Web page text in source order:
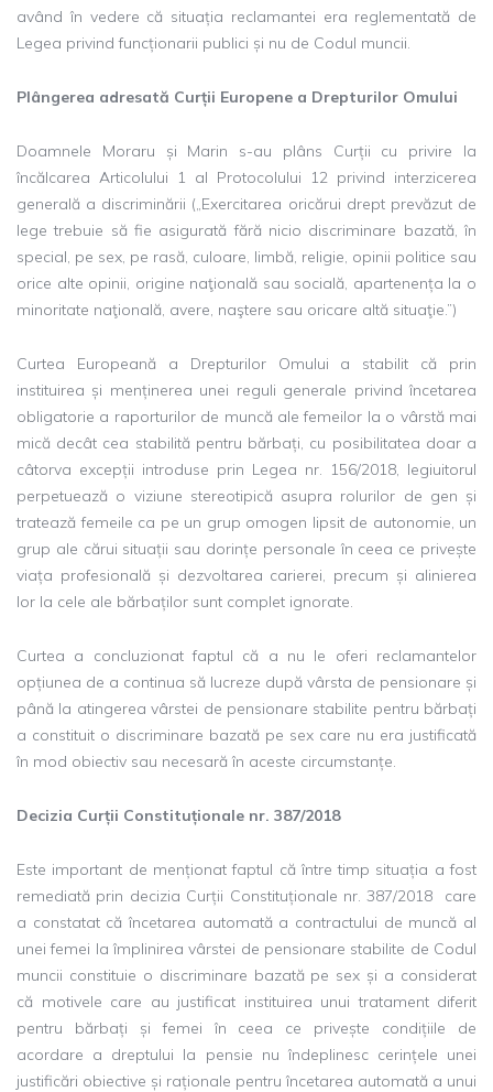
având în vedere că situația reclamantei era reglementată de
Legea privind funcționarii publici și nu de Codul muncii.
Plângerea adresată Curții Europene a Drepturilor Omului
Doamnele Moraru și Marin s-au plâns Curții cu privire la
încălcarea Articolului 1 al Protocolului 12 privind interzicerea
generală a discriminării („Exercitarea oricărui drept prevăzut de
lege trebuie să fie asigurată fără nicio discriminare bazată, în
special, pe sex, pe rasă, culoare, limbă, religie, opinii politice sau
orice alte opinii, origine naţională sau socială, apartenența la o
minoritate naţională, avere, naştere sau oricare altă situaţie.”)
Curtea Europeană a Drepturilor Omului a stabilit că prin
instituirea și menținerea unei reguli generale privind încetarea
obligatorie a raporturilor de muncă ale femeilor la o vârstă mai
mică decât cea stabilită pentru bărbați, cu posibilitatea doar a
câtorva excepții introduse prin Legea nr. 156/2018, legiuitorul
perpetuează o viziune stereotipică asupra rolurilor de gen și
tratează femeile ca pe un grup omogen lipsit de autonomie, un
grup ale cărui situații sau dorințe personale în ceea ce privește
viața profesională și dezvoltarea carierei, precum și alinierea
lor la cele ale bărbaților sunt complet ignorate.
Curtea a concluzionat faptul că a nu le oferi reclamantelor
opțiunea de a continua să lucreze după vârsta de pensionare și
până la atingerea vârstei de pensionare stabilite pentru bărbați
a constituit o discriminare bazată pe sex care nu era justificată
în mod obiectiv sau necesară în aceste circumstanțe.
Decizia Curții Constituționale nr. 387/2018
Este important de menționat faptul că între timp situația a fost
remediată prin decizia Curții Constituționale nr. 387/2018 care
a constatat că încetarea automată a contractului de muncă al
unei femei la împlinirea vârstei de pensionare stabilite de Codul
muncii constituie o discriminare bazată pe sex și a considerat
că motivele care au justificat instituirea unui tratament diferit
pentru bărbați și femei în ceea ce privește condițiile de
acordare a dreptului la pensie nu îndeplinesc cerințele unei
justificări obiective și raționale pentru încetarea automată a unui